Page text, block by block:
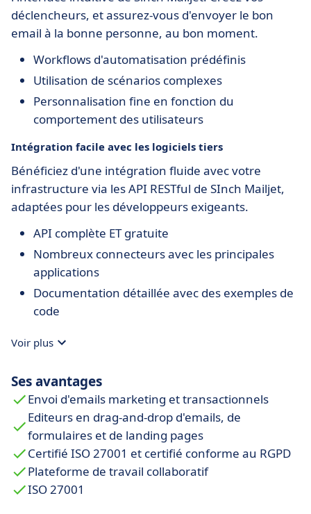
déclencheurs, et assurez-vous d'envoyer le bon
email à la bonne personne, au bon moment.
Workflows d'automatisation prédéfinis
Utilisation de scénarios complexes
Personnalisation fine en fonction du
comportement des utilisateurs
Intégration facile avec les logiciels tiers
Bénéficiez d'une intégration fluide avec votre
infrastructure via les API RESTful de SInch Mailjet,
adaptées pour les développeurs exigeants.
API complète ET gratuite
Nombreux connecteurs avec les principales
applications
Documentation détaillée avec des exemples de
code
Voir plus
Ses avantages
Envoi d'emails marketing et transactionnels
Editeurs en drag-and-drop d'emails, de
formulaires et de landing pages
Certifié ISO 27001 et certifié conforme au RGPD
Plateforme de travail collaboratif
ISO 27001